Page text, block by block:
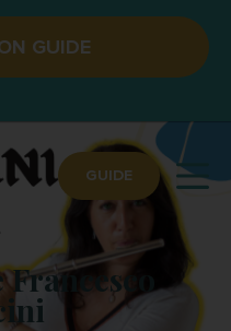
GUIDE
GUIDE